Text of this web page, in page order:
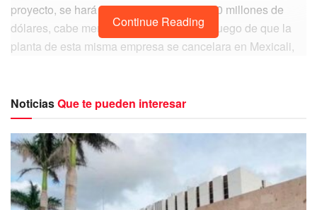
proyecto, se hará una inversión de mil 300 millones de
dólares, cabe mencionar que esto se da luego de que la
planta de esta misma empresa se cancelara en Mexicali,
Generación de empleos con
Planta Cervecera
Se ha estimado que con la construcción y establecimiento
de la planta cervecera
Constellation Brands
se lograra
generar por lo menos unos 2 mil empleos directos, en tanto
Continue Reading
NoticiasQue te pueden interesar